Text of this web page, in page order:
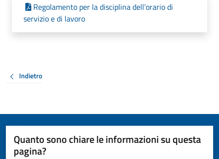
Regolamento per la disciplina dell'orario di
servizio e di lavoro
Indietro
Quanto sono chiare le informazioni su questa
pagina?